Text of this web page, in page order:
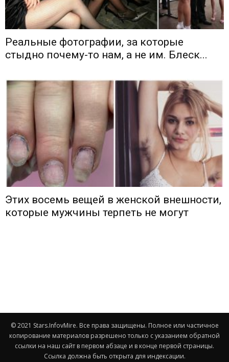
Реальные фотографии, за которые
стыдно почему-то нам, а не им. Блеск...
Этих восемь вещей в женской внешности,
которые мужчины терпеть не могут
© 2021 Stars.InfovMire. Все права защищены. Полное или частичное
копирование материалов разрешено только с указанием обратной
ссылки на наш сайт в первом абзаце и в конце первой страницы.
Ссылка должна быть открыта для индексации.